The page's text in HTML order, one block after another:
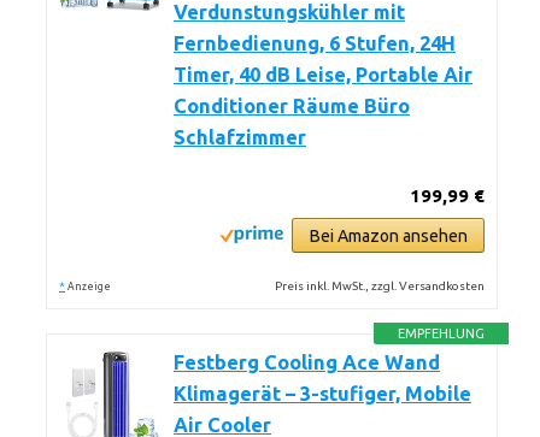
Verdunstungskühler mit
Fernbedienung, 6 Stufen, 24H
Timer, 40 dB Leise, Portable Air
Conditioner Räume Büro
Schlafzimmer
199,99 €
Bei Amazon ansehen
* Anzeige Preis inkl. MwSt., zzgl. Versandkosten
EMPFEHLUNG
Festberg Cooling Ace Wand
Klimagerät – 3-stufiger, Mobile
Air Cooler